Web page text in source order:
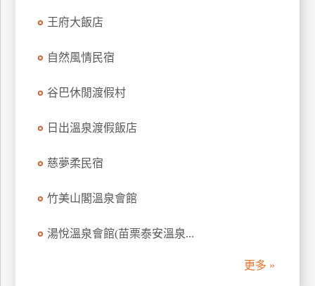
王府大飯店
自然風情民宿
谷巴休閒渡假村
日出溫泉渡假飯店
慈夢柔民宿
竹美山閣溫泉會館
湯悅溫泉會館(苗栗泰安溫泉...
更多 »